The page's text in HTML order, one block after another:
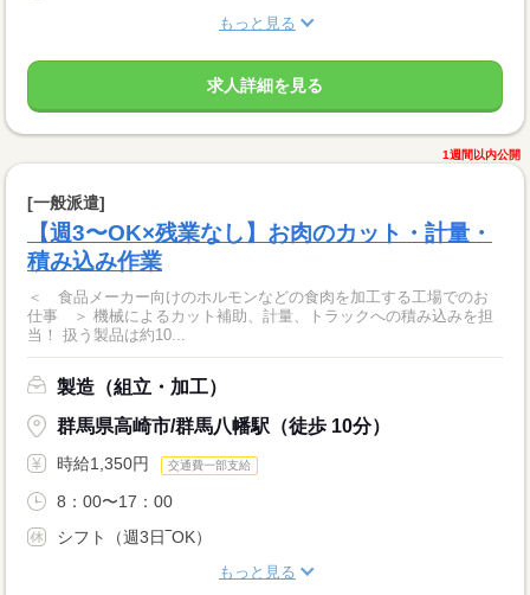
もっと見る
求人詳細を見る
1週間以内公開
[一般派遣]
【週3〜OK×残業なし】お肉のカット・計量・
積み込み作業
＜ 食品メーカー向けのホルモンなどの食肉を加工する工場でのお
仕事 ＞ 機械によるカット補助、計量、トラックへの積み込みを担
当！ 扱う製品は約10...
製造（組立・加工）
群馬県高崎市/群馬八幡駅（徒歩 10分）
時給1,350円 交通費一部支給
8：00〜17：00
シフト（週3日‾OK）
もっと見る